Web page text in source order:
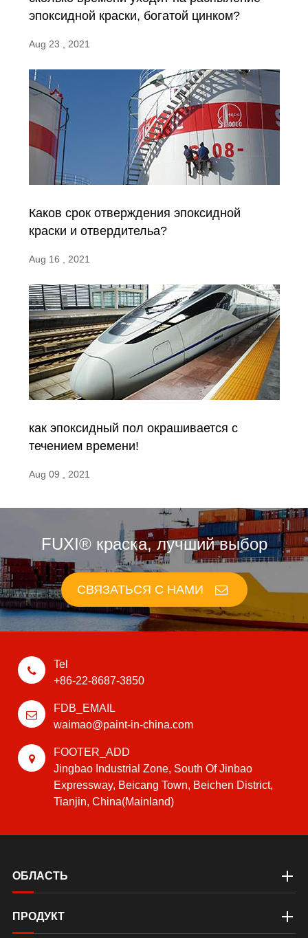
эпоксидной краски, богатой цинком?
Aug 23 , 2021
Каков срок отверждения эпоксидной
краски и отвердительа?
Aug 16 , 2021
как эпоксидный пол окрашивается с
течением времени!
Aug 09 , 2021
FUXI® краска, лучший выбор
СВЯЗАТЬСЯ С НАМИ
Tel
+86-22-8687-3850
FDB_EMAIL
waimao@paint-in-china.com
FOOTER_ADD
Jingbao Industrial Zone, South Of Jinbao
Expressway, Beicang Town, Beichen District,
Tianjin, China(Mainland)
ОБЛАСТЬ
ПРОДУКТ